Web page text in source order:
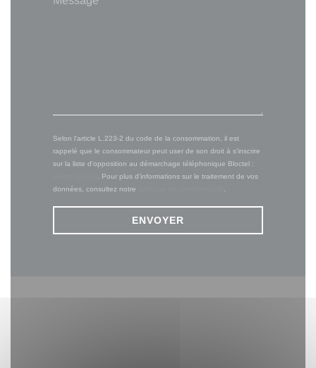
Selon l'article L.223-2 du code de la consommation, il est
rappelé que le consommateur peut user de son droit à s'inscrire
sur la liste d'opposition au démarchage téléphonique Bloctel :
. Pour plus d'informations sur le traitement de vos
données, consultez notre